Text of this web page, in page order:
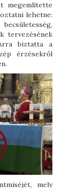
megemlítette
lehetne:
tervezésének
biztatta a
érzésekről
mely